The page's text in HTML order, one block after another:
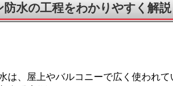
防水の工程をわかりやすく解
は、屋上やバルコニーで広く使われ